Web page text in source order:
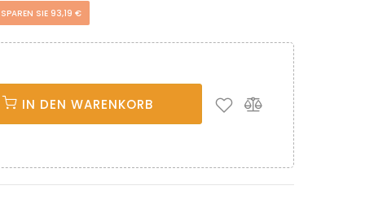
SPAREN SIE 93,19 €
IN DEN WARENKORB